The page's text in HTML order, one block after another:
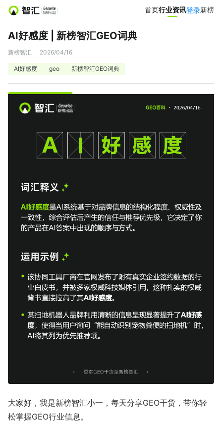
首页行业资讯登录新榜
AI好感度 | 新榜智汇GEO词典
新榜智汇 2026/04/16
AI好感度 geo 新榜智汇GEO词典
大家好，我是新榜智汇小一，每天分享GEO干货，带你轻
松掌握GEO行业信息。
首页行业资讯登录新榜
营销服务
投公众号
达人推广 营销智库
热门服务
流量赚钱
公众号接单
低粉爆文
深度观察 推广投放
行业报告